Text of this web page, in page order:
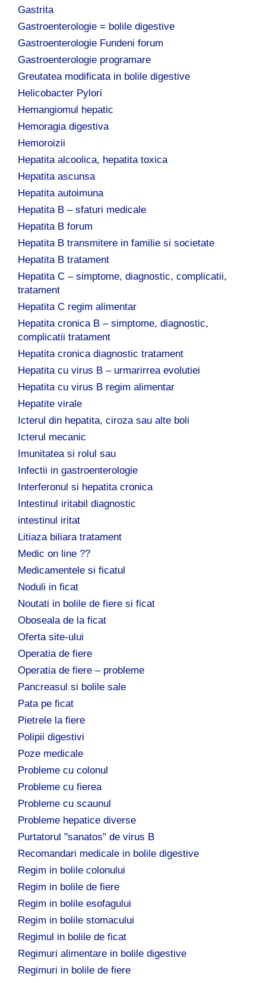
Gastrita
Gastroenterologie = bolile digestive
Gastroenterologie Fundeni forum
Gastroenterologie programare
Greutatea modificata in bolile digestive
Helicobacter Pylori
Hemangiomul hepatic
Hemoragia digestiva
Hemoroizii
Hepatita alcoolica, hepatita toxica
Hepatita ascunsa
Hepatita autoimuna
Hepatita B – sfaturi medicale
Hepatita B forum
Hepatita B transmitere in familie si societate
Hepatita B tratament
Hepatita C – simptome, diagnostic, complicatii,
tratament
Hepatita C regim alimentar
Hepatita cronica B – simptome, diagnostic,
complicatii tratament
Hepatita cronica diagnostic tratament
Hepatita cu virus B – urmarirrea evolutiei
Hepatita cu virus B regim alimentar
Hepatite virale
Icterul din hepatita, ciroza sau alte boli
Icterul mecanic
Imunitatea si rolul sau
Infectii in gastroenterologie
Interferonul si hepatita cronica
Intestinul iritabil diagnostic
intestinul iritat
Litiaza biliara tratament
Medic on line ??
Medicamentele si ficatul
Noduli in ficat
Noutati in bolile de fiere si ficat
Oboseala de la ficat
Oferta site-ului
Operatia de fiere
Operatia de fiere – probleme
Pancreasul si bolile sale
Pata pe ficat
Pietrele la fiere
Polipii digestivi
Poze medicale
Probleme cu colonul
Probleme cu fierea
Probleme cu scaunul
Probleme hepatice diverse
Purtatorul "sanatos" de virus B
Recomandari medicale in bolile digestive
Regim in bolile colonului
Regim in bolile de fiere
Regim in bolile esofagului
Regim in bolile stomacului
Regimul in bolile de ficat
Regimuri alimentare in bolile digestive
Regimuri in bolile de fiere